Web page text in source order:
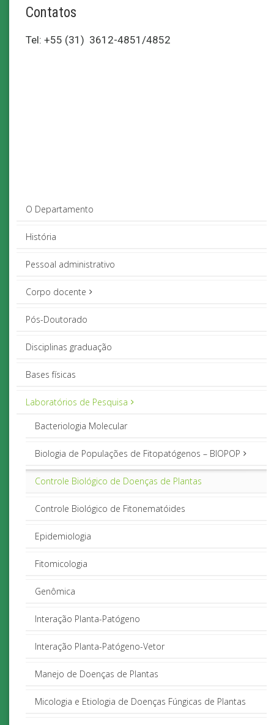
Contatos
Tel: +55 (31) 3612-4851/4852
O Departamento
História
Pessoal administrativo
Corpo docente
Pós-Doutorado
Disciplinas graduação
Bases físicas
Laboratórios de Pesquisa
Bacteriologia Molecular
Biologia de Populações de Fitopatógenos – BIOPOP
Controle Biológico de Doenças de Plantas
Controle Biológico de Fitonematóides
Epidemiologia
Fitomicologia
Genômica
Interação Planta-Patógeno
Interação Planta-Patógeno-Vetor
Manejo de Doenças de Plantas
Micologia e Etiologia de Doenças Fúngicas de Plantas